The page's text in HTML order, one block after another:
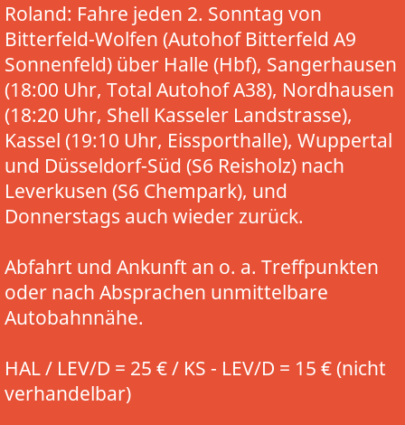
Roland: Fahre jeden 2. Sonntag von
Bitterfeld-Wolfen (Autohof Bitterfeld A9
Sonnenfeld) über Halle (Hbf), Sangerhausen
(18:00 Uhr, Total Autohof A38), Nordhausen
(18:20 Uhr, Shell Kasseler Landstrasse),
Kassel (19:10 Uhr, Eissporthalle), Wuppertal
und Düsseldorf-Süd (S6 Reisholz) nach
Leverkusen (S6 Chempark), und
Donnerstags auch wieder zurück.
Abfahrt und Ankunft an o. a. Treffpunkten
oder nach Absprachen unmittelbare
Autobahnnähe.
HAL / LEV/D = 25 € / KS - LEV/D = 15 € (nicht
verhandelbar)